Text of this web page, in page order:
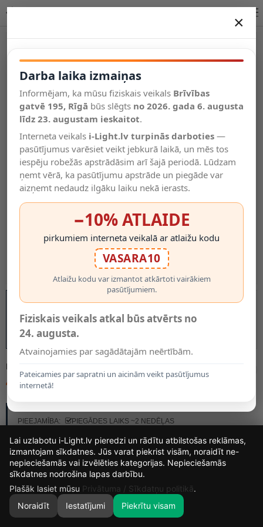
Salīdzināt
Vēlmju
saraksts
Valodas
0
MODELIS:
46.00€
PIEEJAMĪBA:
PIEGĀDES LAIKS ~2 NEDĒĻAS
×
Darba laika izmaiņas
Informējam, ka mūsu fiziskais veikals Brīvības
gatvē 195, Rīgā būs slēgts no 2026. gada 6. augusta
līdz 23. augustam ieskaitot.
Interneta veikals i-Light.lv turpinās darboties —
pasūtījumus varēsiet veikt jebkurā laikā, un mēs tos
iespēju robežās apstrādāsim arī šajā periodā. Lūdzam
ņemt vērā, ka pasūtījumu apstrāde un piegāde var
aizņemt nedaudz ilgāku laiku nekā ierasts.
−10% ATLAIDE
pirkumiem interneta veikalā ar atlaižu kodu
VASARA10
Atlaižu kodu var izmantot atkārtoti vairākiem
pasūtījumiem.
Fiziskais veikals atkal būs atvērts no
24. augusta.
Atvainojamies par sagādātajām neērtībām.
Pateicamies par sapratni un aicinām veikt pasūtījumus
internetā!
16
DIENAS
7
STUNDAS
50
MIN.
22
Lai uzlabotu i-Light.lv pieredzi un rādītu atbilstošas reklāmas,
izmantojam sīkdatnes. Jūs varat piekrist visām, noraidīt ne-
nepieciešamās vai izvēlēties kategorijas. Nepieciešamās
sīkdatnes nodrošina lapas darbību.
Plašāk lasiet mūsu Privātuma / Sīkdatņu politikā.
Noraidīt
Iestatījumi Piekrītu visam